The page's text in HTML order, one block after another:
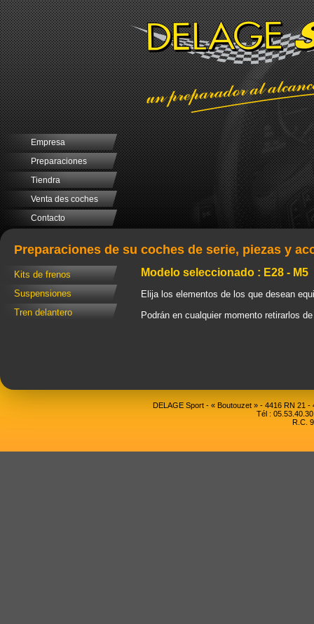
Empresa
Preparaciones
Tiendra
Venta des coches
Contacto
Preparaciones de su coches de serie, piezas y
Kits de frenos
Suspensiones
Tren delantero
Modelo seleccionado : E28 - M5
Elija los elementos de los que desean
Podrán en cualquier momento retirarlos
DELAGE Sport - « Boutouzet » - 4416 RN 21
Tél :
R.C.